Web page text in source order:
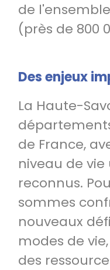
de
(près de 800
Des enjeux
La Haute-
de France,
niveau de
reconnus.
sommes
nouveaux
modes de
des